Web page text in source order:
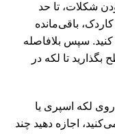
شکلات، تا حد
باقی‌مانده
سپس بلافاصله
تا لکه در
لکه اسپری یا
اجازه دهید چند